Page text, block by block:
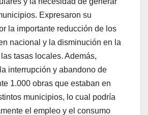
Expresaron su
la importante reducción de los
nacional y la disminución en la
tasas locales. Además,
interrupción y abandono de
1.000 obras que estaban en
municipios, lo cual podría
el empleo y el consumo